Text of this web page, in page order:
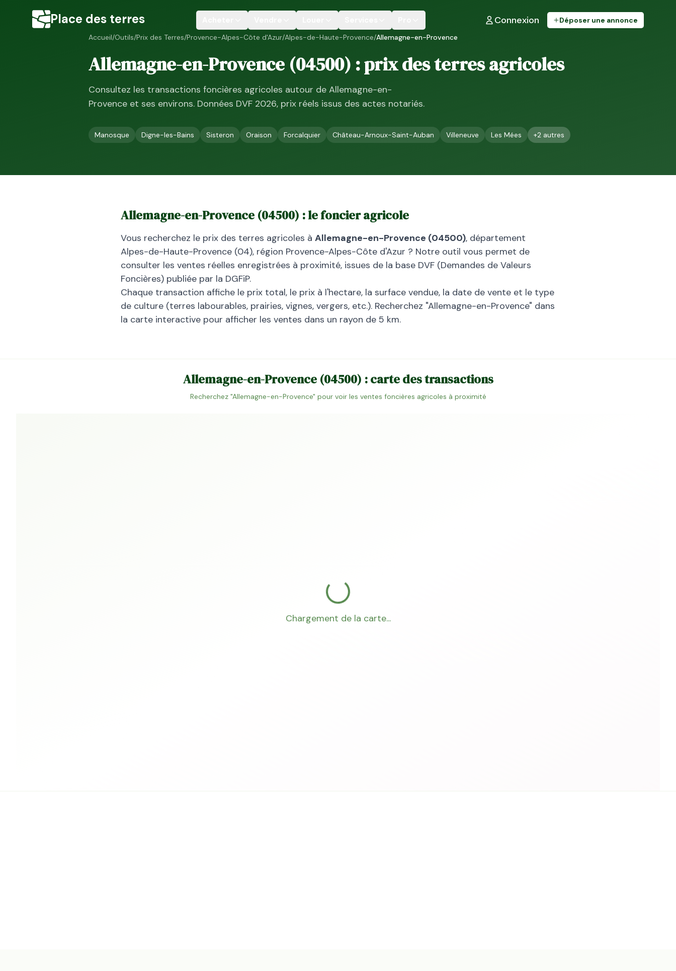
Place des terres Connexion
Déposer une annonce
Accueil/Outils/Prix des Terres/Provence-Alpes-Côte d'Azur/Alpes-de-Haute-Provence/Allemagne-en-Provence
Allemagne-en-Provence (04500) : prix des terres agricoles
Consultez les transactions foncières agricoles autour de Allemagne-en-
Provence et ses environs. Données DVF 2026, prix réels issus des actes notariés.
Manosque Digne-les-Bains Sisteron Oraison Forcalquier Château-Arnoux-Saint-Auban Villeneuve Les Mées +2 autres
Allemagne-en-Provence (04500) : le foncier agricole
Vous recherchez le prix des terres agricoles à Allemagne-en-Provence (04500), département
Alpes-de-Haute-Provence (04), région Provence-Alpes-Côte d'Azur ? Notre outil vous permet de
consulter les ventes réelles enregistrées à proximité, issues de la base DVF (Demandes de Valeurs
Foncières) publiée par la DGFiP.
Chaque transaction affiche le prix total, le prix à l'hectare, la surface vendue, la date de vente et le type
de culture (terres labourables, prairies, vignes, vergers, etc.). Recherchez "Allemagne-en-Provence" dans
la carte interactive pour afficher les ventes dans un rayon de 5 km.
Allemagne-en-Provence(04500) : carte des transactions
Recherchez "Allemagne-en-Provence" pour voir les ventes foncières agricoles à proximité
Chargement de la carte...